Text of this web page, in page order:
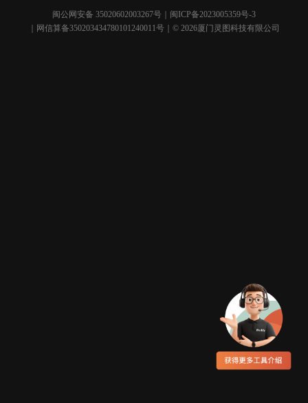
闽公网安备 35020602003267号
闽ICP备2023005359号-3
｜网信算备350203434780101240011号｜© 2026厦门灵图科技有限公司